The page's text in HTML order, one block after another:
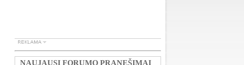
NAUJAUSI FORUMO PRANEŠIMAI